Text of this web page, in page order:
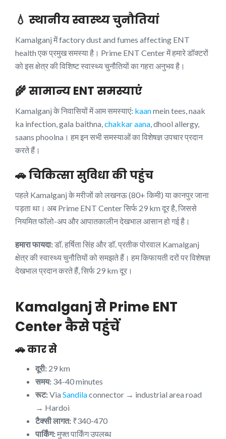
💧 स्थानीय स्वास्थ्य चुनौतियां
Kamalganj में factory dust and fumes affecting ENT
health एक प्रमुख समस्या है। Prime ENT Center में हमारे डॉक्टरों
को इस क्षेत्र की विशिष्ट स्वास्थ्य चुनौतियों का गहरा अनुभव है।
🌾 सामान्य ENT समस्याएं
Kamalganj के निवासियों में आम समस्याएं: kaanmein tees, naak
ka infection, gala baithna, chakkar aana , dhool allergy,
saans phoolna। हम इन सभी समस्याओं का विशेषज्ञ उपचार प्रदान
करते हैं।
🚗 चिकित्सा सुविधा की पहुंच
पहले Kamalganj के मरीजों को लखनऊ (80+ किमी) या कानपुर जाना
पड़ता था। अब Prime ENT Center सिर्फ 29 km दूर है, जिससे
नियमित फॉलो-अप और आपातकालीन देखभाल आसान हो गई है।
हमारा फायदा:डॉ. हर्षिता सिंह और डॉ. प्रतीक पोरवाल Kamalganj
क्षेत्र की स्वास्थ्य चुनौतियों को समझते हैं। हम किफायती दरों पर विशेषज्ञ
देखभाल प्रदान करते हैं, सिर्फ 29 km दूर।
Kamalganj से Prime ENT
Center कैसे पहुंचें
🚗 कार से
दूरी: 29 km
समय: 34-40 minutes
रूट:Via Sandilaconnector → industrial area road
→ Hardoi
टैक्सी लागत: ₹340-470
पार्किंग:मुफ्त पार्किंग उपलब्ध